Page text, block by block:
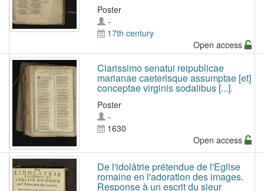
Poster
-
17th century
Open access
Clarissimo senatui reipublicae
marianae caeterisque assumptae [et]
conceptae virginis sodalibus [...].
Poster
-
1630
Open access
De l'idolâtrie prétendue de l'Eglise
romaine en l'adoration des images.
Response à un escrit du sieur